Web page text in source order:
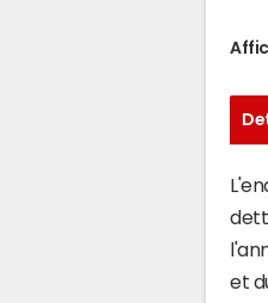
et